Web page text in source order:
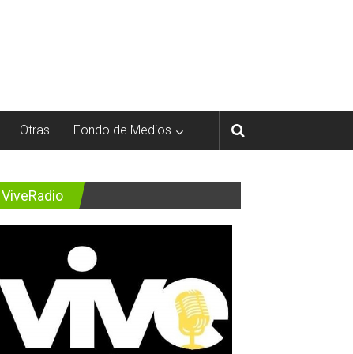
Otras Fondo de Medios
ViveRadio